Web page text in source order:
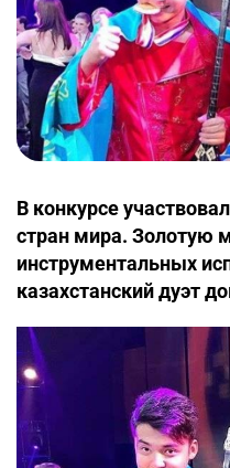
В конкурсе
стран мира. Золотую
инструментальных
казахстанский дуэт